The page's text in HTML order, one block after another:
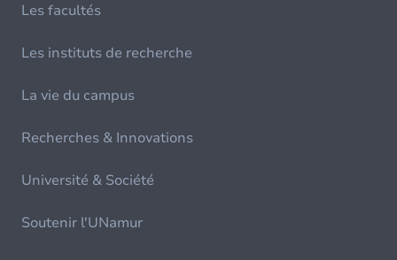
Les facultés
Les instituts de recherche
La vie du campus
Recherches & Innovations
Université & Société
Soutenir l'UNamur